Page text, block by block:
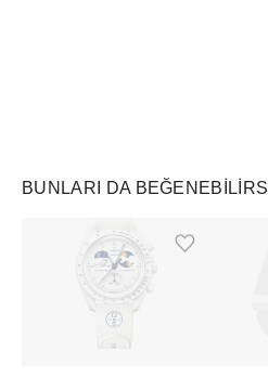
BUNLARI DA
Ürünü istek listesine ekle veya listeden çıkar